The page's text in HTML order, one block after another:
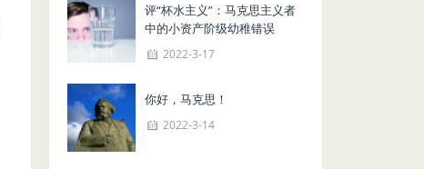
评“杯水主义”：马克思主义者
中的小资产阶级幼稚错误
2022-3-17
你好，马克思！
2022-3-14